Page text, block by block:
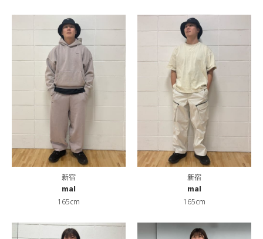
新宿
mal
165cm
新宿
mal
165cm